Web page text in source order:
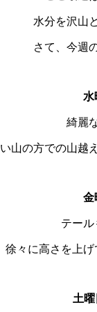
水分を沢山
さて、今週
水
綺麗
山の方での山越
金
テール
徐々に高さを上げ
土曜